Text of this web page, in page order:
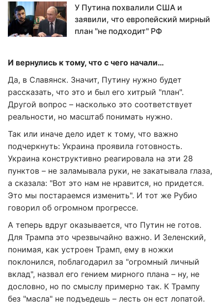
У Путина похвалили США и
заявили, что европейский мирный
план "не подходит" РФ
И вернулись к тому, что с чего начали…
Да, в Славянск. Значит, Путину нужно будет
рассказать, что это и был его хитрый "план".
Другой вопрос – насколько это соответствует
реальности, но масштаб понимать нужно.
Так или иначе дело идет к тому, что важно
подчеркнуть: Украина проявила готовность.
Украина конструктивно реагировала на эти 28
пунктов – не заламывала руки, не закатывала глаза,
а сказала: "Вот это нам не нравится, но придется.
Это мы постараемся изменить". И тот же Рубио
говорил об огромном прогрессе.
А теперь вдруг оказывается, что Путин не готов.
Для Трампа это чрезвычайно важно. И Зеленский,
понимая, как устроен Трамп, ему в ножки
поклонился, поблагодарил за "огромный личный
вклад", назвал его гением мирного плана – ну, не
дословно, но по смыслу примерно так. К Трампу
без "масла" не подъедешь – лесть он ест лопатой.